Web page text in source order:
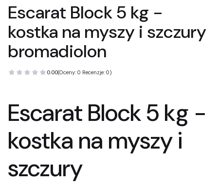
Escarat Block 5 kg -
kostka na myszy i szczury
bromadiolon
0.00(Oceny: 0 Recenzje: 0)
Escarat Block 5 kg -
kostka na myszy i
szczury